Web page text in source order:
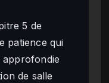
5 de
patience qui
approfondie
de salle